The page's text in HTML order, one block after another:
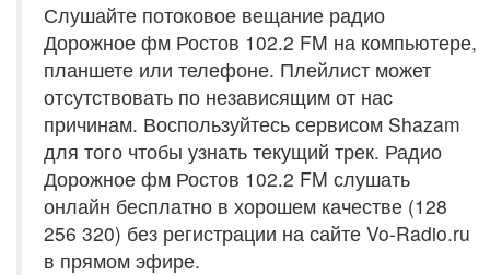
Слушайте потоковое вещание радио
Дорожное фм Ростов 102.2 FM на компьютере,
планшете или телефоне. Плейлист может
отсутствовать по независящим от нас
причинам. Воспользуйтесь сервисом Shazam
для того чтобы узнать текущий трек. Радио
Дорожное фм Ростов 102.2 FM слушать
онлайн бесплатно в хорошем качестве (128
256 320) без регистрации на сайте Vo-Radio.ru
в прямом эфире.